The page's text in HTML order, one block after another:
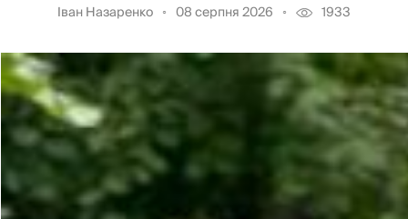
Іван Назаренко 08 серпня 2026 1933